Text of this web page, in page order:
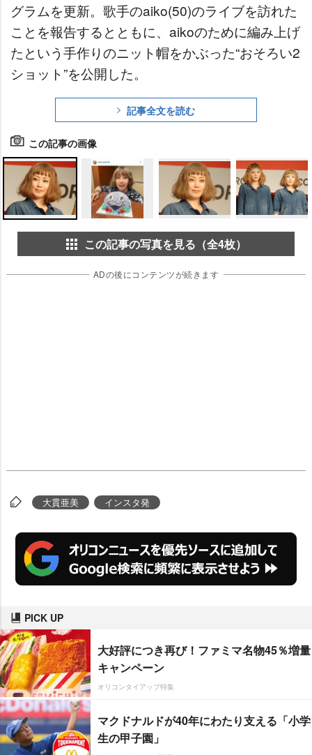
グラムを更新。歌手のaiko(50)のライブを訪れた
ことを報告するとともに、aikoのために編み上げ
たという手作りのニット帽をかぶった“おそろい2
ショット”を公開した。
記事全文を読む
この記事の画像
この記事の写真を見る（全4枚）
ADの後にコンテンツが続きます
大貫亜美 インスタ発
PICK UP
大好評につき再び！ファミマ名物45％増量
キャンペーン
オリコンタイアップ特集
マクドナルドが40年にわたり支える「小学
生の甲子園」